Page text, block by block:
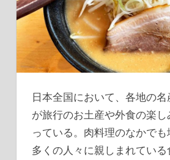
日本全国において、各地の
が旅行のお土産や外食の楽
っている。 肉料理のなかでも
多くの人々に親しまれてい